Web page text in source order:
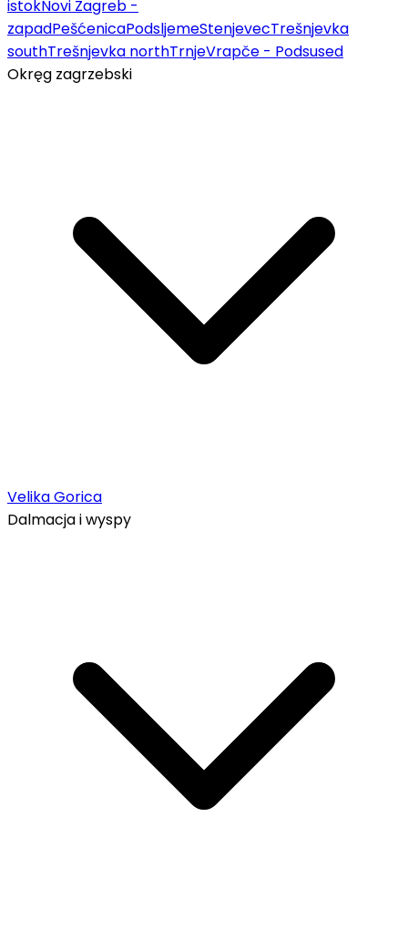
istokNovi Zagreb -
zapadPešćenicaPodsljemeStenjevecTrešnjevka
southTrešnjevka northTrnjeVrapče - Podsused
Okręg zagrzebski
Velika Gorica
Dalmacja i wyspy